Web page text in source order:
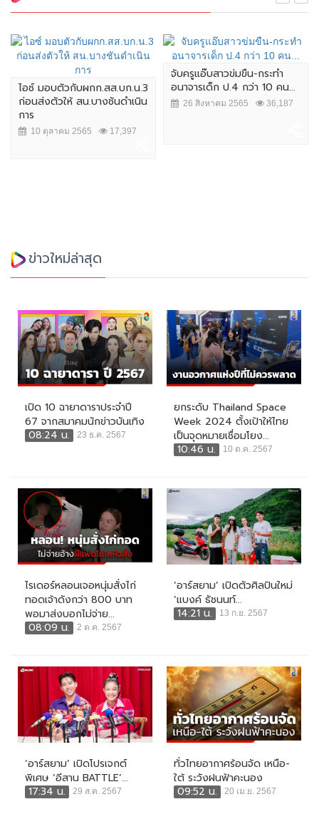
ไอซ์ มอบตัวกับผกก.สส.บก.น.3
ก่อนส่งตัวให้ สน.บางชันดำเนิน
การ
10 ตุลาคม 2565 17,397
จับครูแอ๊บสาวข่มขืน-กระทำ
อนาจารเด็ก ป.4 กว่า 10 คน...
26 สิงหาคม 2565 36,187
ข่าวใหม่ล่าสุด
เปิด 10 ฉายาดาราประจำปี
67 จากสมาคมนักข่าวบันเทิง
08:24 น.
23 ธ.ค. 2567
ยกระดับ Thailand Space
Week 2024 ตั้งเป้าให้ไทย
เป็นจุดหมายเชื่อมโยง...
10:46 น.
10 ต.ค. 2567
ไรเดอร์หลอนเจอหนุ่มสั่งไก่
ทอดเจ้าดังกว่า 800 บาท
พอมาส่งบอกไม่จ่าย...
08:09 น.
2 ต.ค. 2567
‘อาร์สยาม’ เปิดตัวศิลปินใหม่
‘แบงค์ ธัชนนท์...
14:21 น.
13 ก.ย. 2567
‘อาร์สยาม’ เปิดโปรเจกต์
พิเศษ ‘อีสาน BATTLE’...
17:34 น.
29 ส.ค. 2567
ทั่วไทยอากาศร้อนจัด เหนือ-
ใต้ ระวังฝนฟ้าคะนอง
09:52 น.
20 เม.ย. 2567